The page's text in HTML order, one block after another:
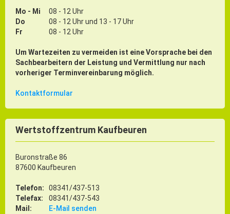
Mo - Mi
08 - 12 Uhr
Do
08 - 12 Uhr und 13 - 17 Uhr
Fr
08 - 12 Uhr
Um Wartezeiten zu vermeiden ist eine Vorsprache bei den
Sachbearbeitern der Leistung und Vermittlung nur nach
vorheriger Terminvereinbarung möglich.
Kontaktformular
Wertstoffzentrum Kaufbeuren
Buronstraße 86
87600 Kaufbeuren
Telefon:
08341/437-513
Telefax:
08341/437-543
Mail:
E-Mail senden